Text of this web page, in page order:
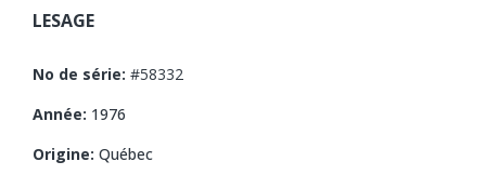
LESAGE
No de série: #58332
Année: 1976
Origine: Québec